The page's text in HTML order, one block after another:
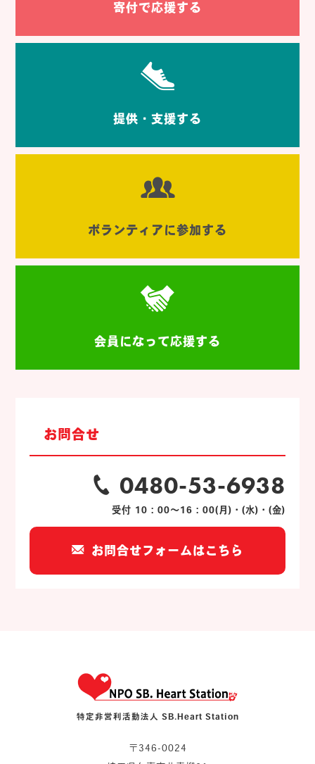
寄付で応援する
提供・支援する
ボランティアに参加する
会員になって応援する
お問合せ
0480-53-6938
受付 10：00～16：00(月)・(水)・(金)
お問合せフォームはこちら
特定非営利活動法人 SB.Heart Station
〒346-0024